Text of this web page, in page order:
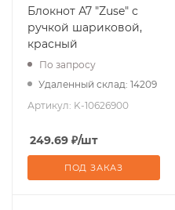
Блокнот А7 "Zuse" с
ручкой шариковой,
красный
По запросу
Удаленный склад: 14209
Артикул: K-10626900
249.69 ₽/шт
ПОД ЗАКАЗ